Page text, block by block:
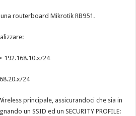
routerboard Mikrotik RB951.
192.168.10.x/24
24
principale, assicurandoci che sia in
un SSID ed un SECURITY PROFILE: